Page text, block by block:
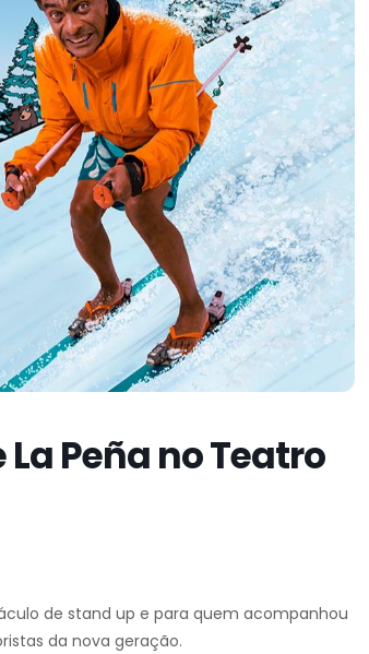
La Peña no Teatro
de stand up e para quem acompanhou
da nova geração.